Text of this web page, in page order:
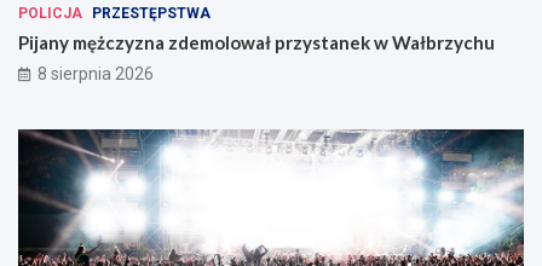
POLICJA PRZESTĘPSTWA
Pijany mężczyzna zdemolował przystanek w Wałbrzychu
8 sierpnia 2026